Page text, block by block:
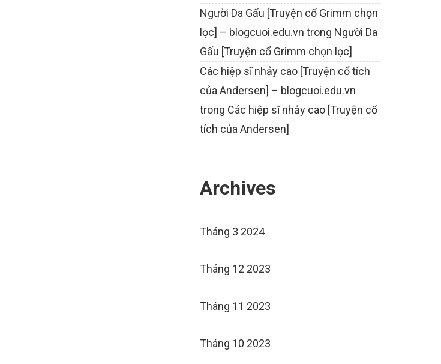
Người Da Gấu [Truyện cổ Grimm chọn
lọc] – blogcuoi.edu.vn trong Người Da
Gấu [Truyện cổ Grimm chọn lọc]
Các hiệp sĩ nhảy cao [Truyện cổ tích
của Andersen] – blogcuoi.edu.vn
trong Các hiệp sĩ nhảy cao [Truyện cổ
tích của Andersen]
Archives
Tháng 3 2024
Tháng 12 2023
Tháng 11 2023
Tháng 10 2023